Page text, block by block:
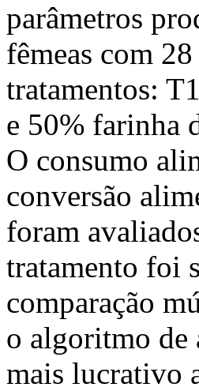
parâmetros
fêmeas com
tratamentos:
e 50% farinha
O consumo
conversão
foram
tratamento foi
comparação
o algoritmo de
mais lucrativo